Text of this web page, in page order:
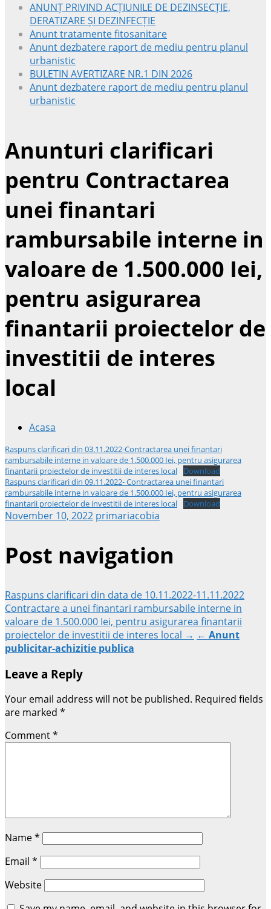
ANUNȚ PRIVIND ACȚIUNILE DE DEZINSECȚIE,
DERATIZARE ȘI DEZINFECȚIE
Anunt tratamente fitosanitare
Anunt dezbatere raport de mediu pentru planul
urbanistic
BULETIN AVERTIZARE NR.1 DIN 2026
Anunt dezbatere raport de mediu pentru planul
urbanistic
Anunturi clarificari
pentru Contractarea
unei finantari
rambursabile interne in
valoare de 1.500.000 Iei,
pentru asigurarea
finantarii proiectelor de
investitii de interes
local
Acasa
Raspuns clarificari din 03.11.2022-Contractarea unei finantari
rambursabile interne in valoare de 1.500.000 Iei, pentru asigurarea
finantarii proiectelor de investitii de interes local
Download
Raspuns clarificari din 09.11.2022- Contractarea unei finantari
rambursabile interne in valoare de 1.500.000 Iei, pentru asigurarea
finantarii proiectelor de investitii de interes local
Download
November 10, 2022 primariacobia
Post navigation
Raspuns clarificari din data de 10.11.2022-11.11.2022
Contractare a unei finantari rambursabile interne in
valoare de 1.500.000 Iei, pentru asigurarea finantarii
proiectelor de investitii de interes local → ← Anunt
publicitar-achizitie publica
Leave a Reply
Your email address will not be published. Required fields
are marked *
Comment*
Name*
Email *
Website